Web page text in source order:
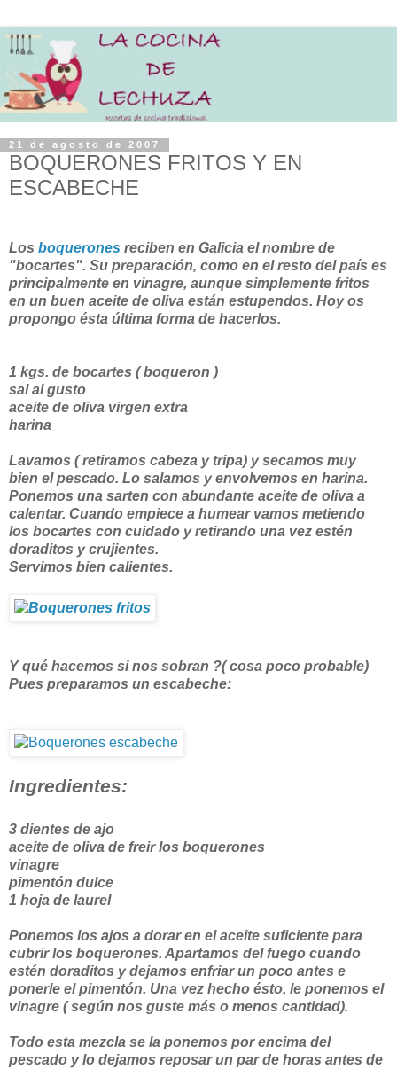
21 de agosto de 2007
BOQUERONES FRITOS Y EN
ESCABECHE
Los boquerones reciben en Galicia el nombre de
"bocartes". Su preparación, como en el resto del país es
principalmente en vinagre, aunque simplemente fritos
en un buen aceite de oliva están estupendos. Hoy os
propongo ésta última forma de hacerlos.
1 kgs. de bocartes ( boqueron )
sal al gusto
aceite de oliva virgen extra
harina
Lavamos ( retiramos cabeza y tripa) y secamos muy
bien el pescado. Lo salamos y envolvemos en harina.
Ponemos una sarten con abundante aceite de oliva a
calentar. Cuando empiece a humear vamos metiendo
los bocartes con cuidado y retirando una vez estén
doraditos y crujientes.
Servimos bien calientes.
Y qué hacemos si nos sobran ?( cosa poco probable)
Pues preparamos un escabeche:
Ingredientes:
3 dientes de ajo
aceite de oliva de freir los boquerones
vinagre
pimentón dulce
1 hoja de laurel
Ponemos los ajos a dorar en el aceite suficiente para
cubrir los boquerones. Apartamos del fuego cuando
estén doraditos y dejamos enfriar un poco antes e
ponerle el pimentón. Una vez hecho ésto, le ponemos el
vinagre ( según nos guste más o menos cantidad).
Todo esta mezcla se la ponemos por encima del
pescado y lo dejamos reposar un par de horas antes de